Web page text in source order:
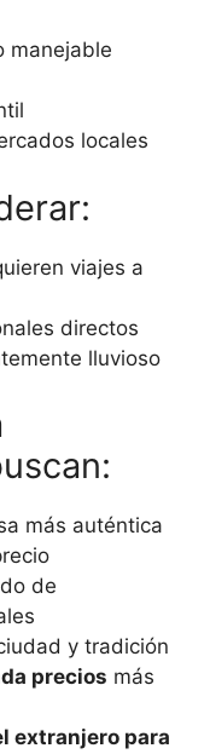
manejable
locales
viajes a
directos
lluvioso
más auténtica
de
y tradición
precios más
extranjero para